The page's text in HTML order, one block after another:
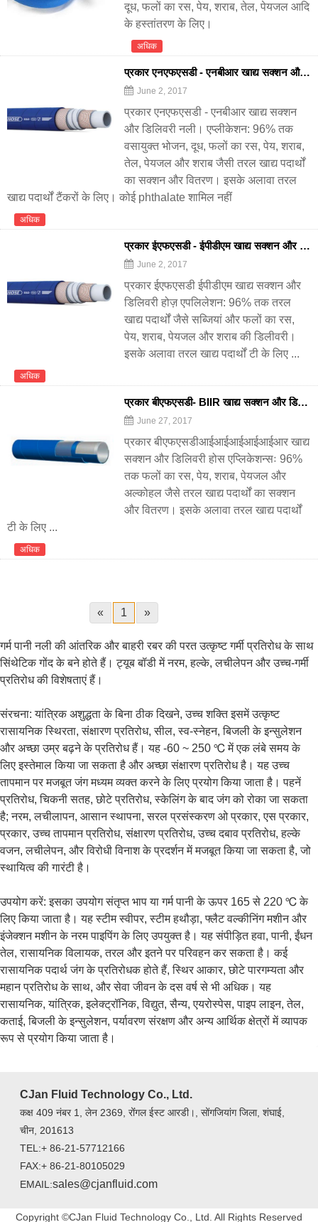
दूध, फलों का रस, पेय, शराब, तेल, पेयजल आदि
के हस्तांतरण के लिए।
अधिक
प्रकार एनएफएसडी - एनबीआर खाद्य सक्शन और डिलिवरी नली
June 2, 2017
प्रकार एनएफएसडी - एनबीआर खाद्य सक्शन
और डिलिवरी नली। एप्लीकेशन: 96% तक
वसायुक्त भोजन, दूध, फलों का रस, पेय, शराब,
तेल, पेयजल और शराब जैसी तरल खाद्य पदार्थों
का सक्शन और वितरण। इसके अलावा तरल
खाद्य पदार्थों टैंकरों के लिए। कोई phthalate शामिल नहीं
अधिक
प्रकार ईएफएसडी - ईपीडीएम खाद्य सक्शन और डिलिवरी नली
June 2, 2017
प्रकार ईएफएसडी ईपीडीएम खाद्य सक्शन और
डिलिवरी होज़ एपलिलेशन: 96% तक तरल
खाद्य पदार्थों जैसे सब्जियां और फलों का रस,
पेय, शराब, पेयजल और शराब की डिलीवरी।
इसके अलावा तरल खाद्य पदार्थों टी के लिए ...
अधिक
प्रकार बीएफएसडी- BIIR खाद्य सक्शन और डिलिवरी नली
June 27, 2017
प्रकार बीएफएसडीआईआईआईआईआईआर खाद्य
सक्शन और डिलिवरी होस एप्लिकेशन्सः 96%
तक फलों का रस, पेय, शराब, पेयजल और
अल्कोहल जैसे तरल खाद्य पदार्थों का सक्शन
और वितरण। इसके अलावा तरल खाद्य पदार्थों
टी के लिए ...
अधिक
« 1 »
गर्म पानी नली की आंतरिक और बाहरी रबर की परत उत्कृष्ट गर्मी प्रतिरोध के साथ
सिंथेटिक गोंद के बने होते हैं। ट्यूब बॉडी में नरम, हल्के, लचीलेपन और उच्च-गर्मी
प्रतिरोध की विशेषताएं हैं।
संरचना: यांत्रिक अशुद्धता के बिना ठीक दिखने, उच्च शक्ति इसमें उत्कृष्ट
रासायनिक स्थिरता, संक्षारण प्रतिरोध, सील, स्व-स्नेहन, बिजली के इन्सुलेशन
और अच्छा उम्र बढ़ने के प्रतिरोध हैं। यह -60 ~ 250 ℃ में एक लंबे समय के
लिए इस्तेमाल किया जा सकता है और अच्छा संक्षारण प्रतिरोध है। यह उच्च
तापमान पर मजबूत जंग मध्यम व्यक्त करने के लिए प्रयोग किया जाता है। पहनें
प्रतिरोध, चिकनी सतह, छोटे प्रतिरोध, स्केलिंग के बाद जंग को रोका जा सकता
है; नरम, लचीलापन, आसान स्थापना, सरल प्रसंस्करण ओ प्रकार, एस प्रकार,
प्रकार, उच्च तापमान प्रतिरोध, संक्षारण प्रतिरोध, उच्च दबाव प्रतिरोध, हल्के
वजन, लचीलेपन, और विरोधी विनाश के प्रदर्शन में मजबूत किया जा सकता है, जो
स्थायित्व की गारंटी है।
उपयोग करें: इसका उपयोग संतृप्त भाप या गर्म पानी के ऊपर 165 से 220 ℃ के
लिए किया जाता है। यह स्टीम स्वीपर, स्टीम हथौड़ा, फ्लैट वल्कीनिंग मशीन और
इंजेक्शन मशीन के नरम पाइपिंग के लिए उपयुक्त है। यह संपीड़ित हवा, पानी, ईंधन
तेल, रासायनिक विलायक, तरल और इतने पर परिवहन कर सकता है। कई
रासायनिक पदार्थ जंग के प्रतिरोधक होते हैं, स्थिर आकार, छोटे पारगम्यता और
महान प्रतिरोध के साथ, और सेवा जीवन के दस वर्ष से भी अधिक। यह
रासायनिक, यांत्रिक, इलेक्ट्रॉनिक, विद्युत, सैन्य, एयरोस्पेस, पाइप लाइन, तेल,
कताई, बिजली के इन्सुलेशन, पर्यावरण संरक्षण और अन्य आर्थिक क्षेत्रों में व्यापक
रूप से प्रयोग किया जाता है।
CJan Fluid Technology Co., Ltd.
कक्ष 409 नंबर 1, लेन 2369, रोंंगल ईस्ट आरडी।, सोंगजियांग जिला, शंघाई,
चीन, 201613
TEL:+ 86-21-57712166
FAX:+ 86-21-80105029
EMAIL:sales@cjanfluid.com
Copyright ©CJan Fluid Technology Co., Ltd. All Rights Reserved